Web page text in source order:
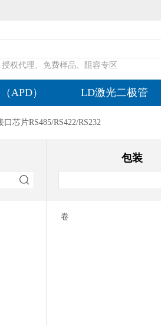
权代理、免费样品、阻容专区
APD） LD激光二极管
口芯片RS485/RS422/RS232
包装
卷